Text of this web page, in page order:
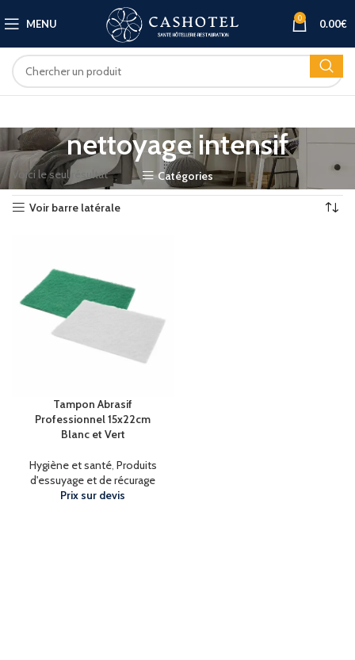
MENU 0 0.00€
nettoyage intensif
Catégories
Voici le seul résultat
Voir barre latérale
Tampon Abrasif
Professionnel 15x22cm
Blanc et Vert
Hygiène et santé, Produits
d'essuyage et de récurage
Prix sur devis